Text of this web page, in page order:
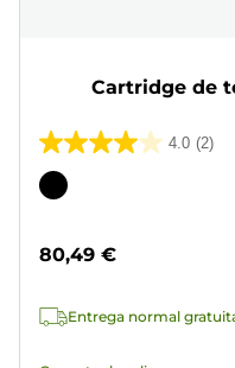
Cartridge de
4.0 (2)
4.0
em
2
Cartucho
80,49 €
Entrega normal